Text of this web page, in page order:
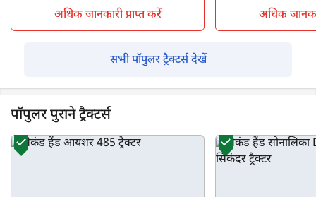
अधिक जानकारी प्राप्त करें अधिक
सभी पॉपुलर ट्रैक्टर्स देखें
पॉपुलर पुराने ट्रैक्टर्स